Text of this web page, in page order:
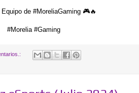
Equipo de #MoreliaGaming 🎮🔥
#Morelia #Gaming